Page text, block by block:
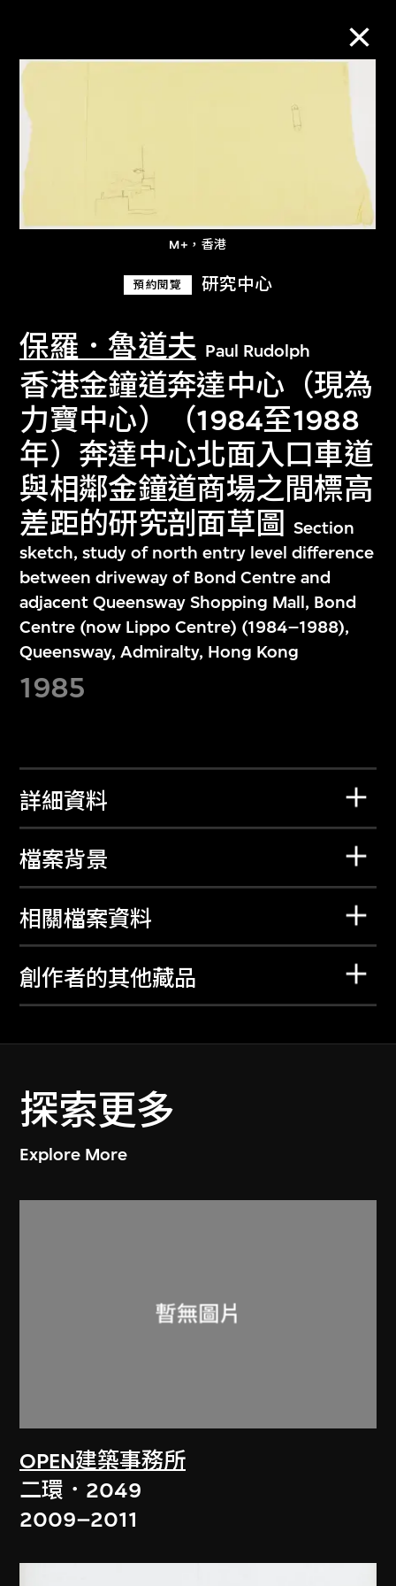
M+，香港
預約閱覽 研究中心
保羅．魯道夫 Paul Rudolph
香港金鐘道奔達中心（現為
力寶中心）（1984至1988
年）奔達中心北面入口車道
與相鄰金鐘道商場之間標高
差距的研究剖面草圖
Section
sketch, study of north entry level difference
between driveway of Bond Centre and
adjacent Queensway Shopping Mall, Bond
Centre (now Lippo Centre) (1984–1988),
Queensway, Admiralty, Hong Kong
1985
詳細資料
檔案背景
相關檔案資料
創作者的其他藏品
探索更多
Explore More
OPEN建築事務所
二環．2049
2009–2011
搜索
關於M+藏品
探索世界頂級的二十及二十一世紀視覺
文化藏品。